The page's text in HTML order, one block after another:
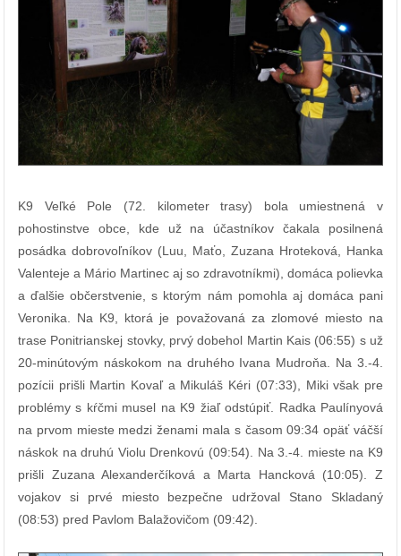
K9 Veľké Pole (72. kilometer trasy) bola umiestnená v
pohostinstve obce, kde už na účastníkov čakala posilnená
posádka dobrovoľníkov (Luu, Maťo, Zuzana Hroteková, Hanka
Valenteje a Mário Martinec aj so zdravotníkmi), domáca polievka
a ďalšie občerstvenie, s ktorým nám pomohla aj domáca pani
Veronika. Na K9, ktorá je považovaná za zlomové miesto na
trase Ponitrianskej stovky, prvý dobehol Martin Kais (06:55) s už
20-minútovým náskokom na druhého Ivana Mudroňa. Na 3.-4.
pozícii prišli Martin Kovaľ a Mikuláš Kéri (07:33), Miki však pre
problémy s kŕčmi musel na K9 žiaľ odstúpiť. Radka Paulínyová
na prvom mieste medzi ženami mala s časom 09:34 opäť váčší
náskok na druhú Violu Drenkovú (09:54). Na 3.-4. mieste na K9
prišli Zuzana Alexanderčíková a Marta Hancková (10:05). Z
vojakov si prvé miesto bezpečne udržoval Stano Skladaný
(08:53) pred Pavlom Balažovičom (09:42).